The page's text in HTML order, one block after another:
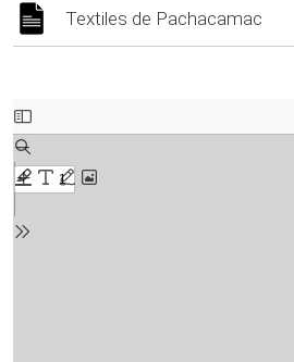
Textiles de Pachacamac